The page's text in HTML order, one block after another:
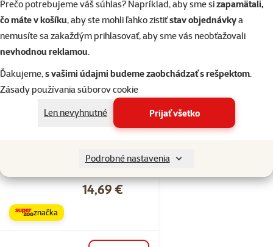
Prečo potrebujeme váš súhlas? Napríklad, aby sme sizapamätali,
čo máte v košíku, aby ste mohli ľahko zistiťstav objednávkya
nemusíte sa zakaždým prihlasovať, aby sme vás neobťažovali
nevhodnou reklamou.
Ďakujeme,s vašimi údajmi budeme zaobchádzať s rešpektom.
Zásady používania súborov cookie
Len nevyhnutné
Prijať všetko
Podrobné nastavenia
značka
Repti Planet
machom šírka 2
Hodnotenie 0%
Cena
14,69 €
značka